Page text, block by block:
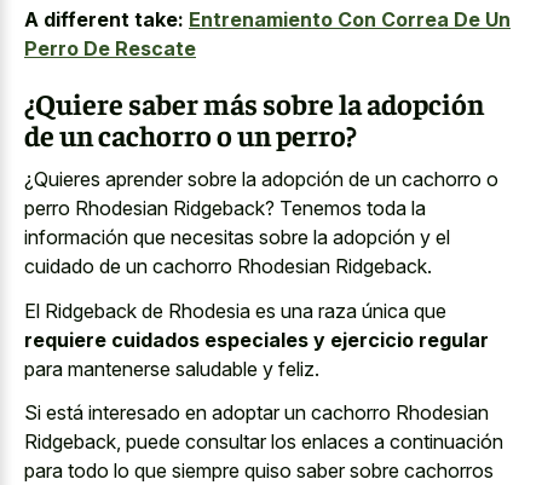
A different take: Entrenamiento Con Correa De Un
Perro De Rescate
¿Quiere saber más sobre la adopción
de un cachorro o un perro?
¿Quieres aprender sobre la adopción de un cachorro o
perro Rhodesian Ridgeback? Tenemos toda la
información que necesitas sobre la adopción y el
cuidado de un cachorro Rhodesian Ridgeback.
El Ridgeback de Rhodesia es una raza única que
requiere cuidados especiales y ejercicio regular
para mantenerse saludable y feliz.
Si está interesado en adoptar un cachorro Rhodesian
Ridgeback, puede consultar los enlaces a continuación
para todo lo que siempre quiso saber sobre cachorros